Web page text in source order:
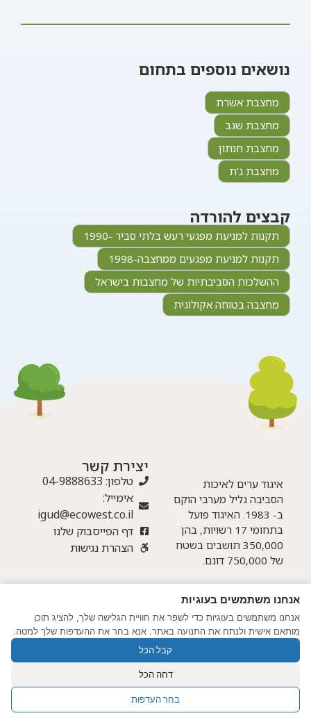
נושאים נוספים בתחום
מחצבת אשרת
מחצבת שגב
מחצבת חנתון
מחצבת ג'ת
קבצים להורדה
תקנות למניעת מפגעי רעש בלתי סביר -1990
תקנות למניעת מפגעים ממחצבה-1998
ההשלכות הסביבתיות של מחצבות בישראל
מחצבה בטוחה אקולוגית
איגוד ערים לאיכות
הסביבה גליל מערבי הוקם
ב- 1983. האיגוד פועל
בתחומי 17 רשויות, בהן
350,000 תושבים בשטח
של 750,000 דונם.
יצירת קשר
טלפון: 04-9888633
אימייל:
igud@ecowest.co.il
דף הפייסבוק שלנו
הצהרת נגישות
שימוש| מדיניות פרטיות
אנחנו משתמשים בעוגיות
אנחנו משתמשים בעוגיות כדי לשפר את חוויית הגלישה שלך, להציג תוכן
מותאם אישית ולנתח את התנועה באתר. אנא בחר את ההעדפות שלך למטה.
קבל הכל
דחה הכל
בחר העדפות